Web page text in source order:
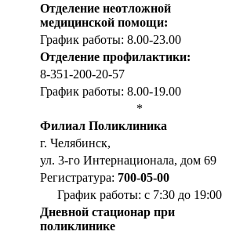
Отделение неотложной
медицинской помощи:
График работы: 8.00-23.00
Отделение профилактики:
8-351-200-20-57
График работы: 8.00-19.00
*
Филиал Поликлиника
г. Челябинск,
ул. 3-го Интернационала, дом 69
Регистратура: 700-05-00
График работы: с 7:30 до 19:00
Дневной стационар при
поликлинике